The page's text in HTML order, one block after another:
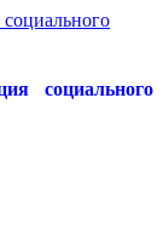
социального